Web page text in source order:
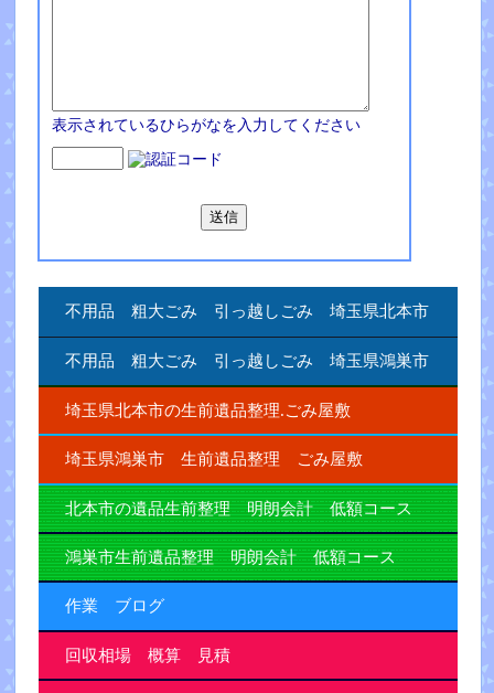
表示されているひらがなを入力してください
不用品 粗大ごみ 引っ越しごみ 埼玉県北本市
不用品 粗大ごみ 引っ越しごみ 埼玉県鴻巣市
埼玉県北本市の生前遺品整理.ごみ屋敷
埼玉県鴻巣市 生前遺品整理 ごみ屋敷
北本市の遺品生前整理 明朗会計 低額コース
鴻巣市生前遺品整理 明朗会計 低額コース
作業 ブログ
回収相場 概算 見積